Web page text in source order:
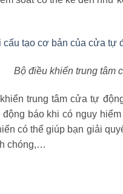
Bộ điều khiển trung tâm
trung tâm cửa tự
báo khi có nguy
có thể giúp bạn giải
chóng,…